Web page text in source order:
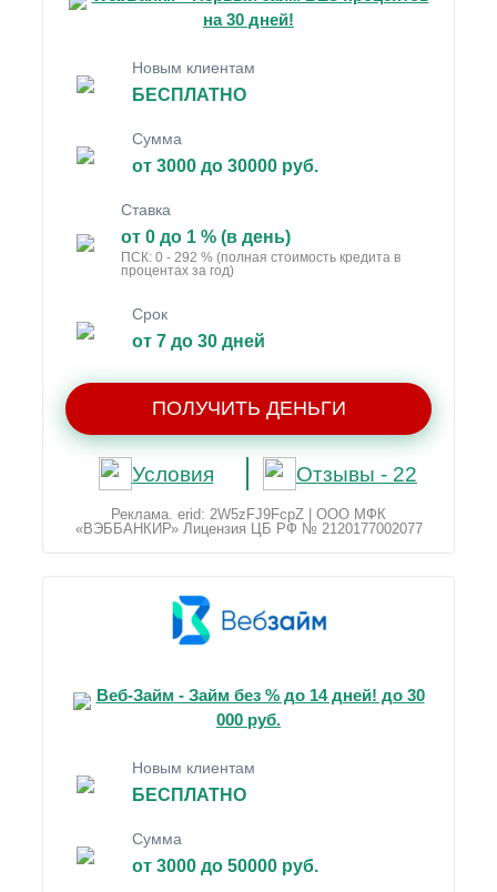
на 30 дней!
Новым клиентам
БЕСПЛАТНО
Сумма
от 3000 до 30000 руб.
Ставка
от 0 до 1 % (в день)
ПСК: 0 - 292 % (полная стоимость кредита в
процентах за год)
Срок
от 7 до 30 дней
ПОЛУЧИТЬ ДЕНЬГИ
Условия Отзывы - 22
Реклама. erid: 2W5zFJ9FcpZ | ООО МФК
«ВЭББАНКИР» Лицензия ЦБ РФ № 2120177002077
Веб-Займ - Займ без % до 14 дней! до 30
000 руб.
Новым клиентам
БЕСПЛАТНО
Сумма
от 3000 до 50000 руб.